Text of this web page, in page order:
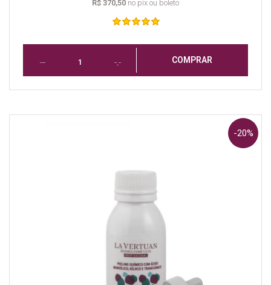
R$ 370,50 no pix ou boleto
COMPRAR
-20%